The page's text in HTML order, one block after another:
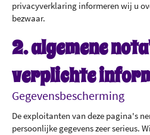
privacyverklaring informeren wij u
bezwaar.
2. algemene
verplichte
Gegevensbescherming
De exploitanten van deze pagina's
persoonlijke gegevens zeer serieus.